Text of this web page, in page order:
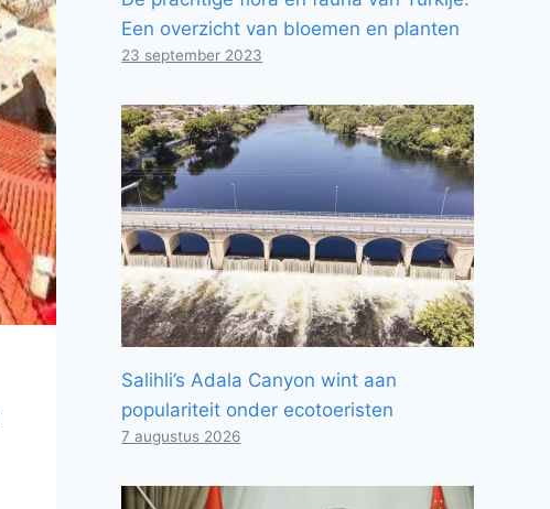
Een overzicht van bloemen en planten
23 september 2023
Salihli’s Adala Canyon wint aan
populariteit onder ecotoeristen
7 augustus 2026